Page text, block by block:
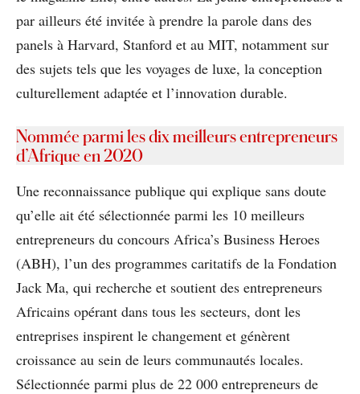
par ailleurs été invitée à prendre la parole dans des
panels à Harvard, Stanford et au MIT, notamment sur
des sujets tels que les voyages de luxe, la conception
culturellement adaptée et l’innovation durable.
Nommée parmi les dix meilleurs entrepreneurs
d’Afrique en 2020
Une reconnaissance publique qui explique sans doute
qu’elle ait été sélectionnée parmi les 10 meilleurs
entrepreneurs du concours Africa’s Business Heroes
(ABH), l’un des programmes caritatifs de la Fondation
Jack Ma, qui recherche et soutient des entrepreneurs
Africains opérant dans tous les secteurs, dont les
entreprises inspirent le changement et génèrent
croissance au sein de leurs communautés locales.
Sélectionnée parmi plus de 22 000 entrepreneurs de